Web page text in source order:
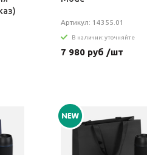
Артикул: 14355.01
В наличии: уточняйте
7 980 руб /шт